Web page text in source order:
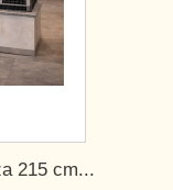
215 cm...